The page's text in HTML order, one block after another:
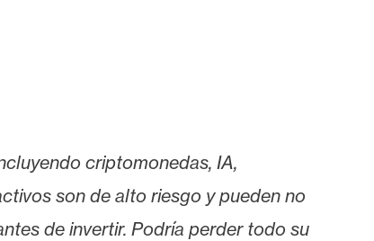
criptomonedas, IA,
son de alto riesgo y pueden no
de invertir. Podría perder todo su